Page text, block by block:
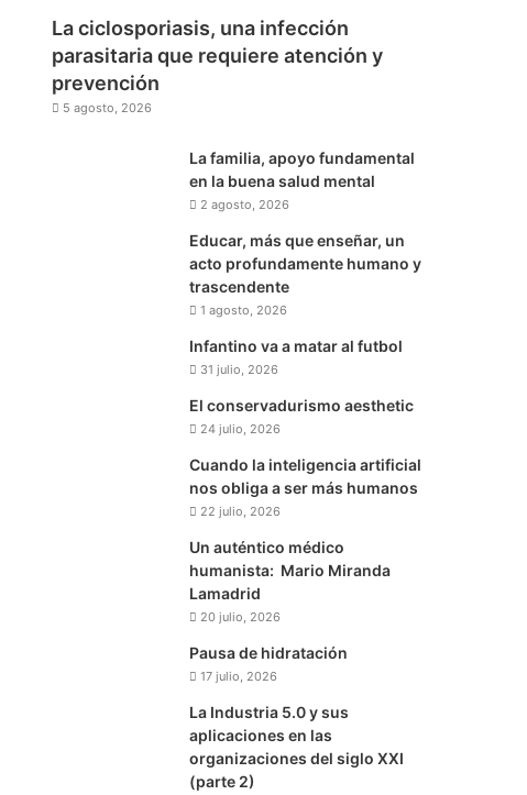
La ciclosporiasis, una infección
parasitaria que requiere atención y
prevención
5 agosto, 2026
La familia, apoyo fundamental
en la buena salud mental
2 agosto, 2026
Educar, más que enseñar, un
acto profundamente humano y
trascendente
1 agosto, 2026
Infantino va a matar al futbol
31 julio, 2026
El conservadurismo aesthetic
24 julio, 2026
Cuando la inteligencia artificial
nos obliga a ser más humanos
22 julio, 2026
Un auténtico médico
humanista: Mario Miranda
Lamadrid
20 julio, 2026
Pausa de hidratación
17 julio, 2026
La Industria 5.0 y sus
aplicaciones en las
organizaciones del siglo XXI
(parte 2)